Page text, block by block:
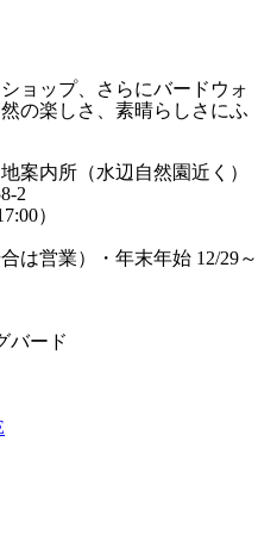
ョップ、さらにバードウォ
の楽しさ、素晴らしさにふ
案内所（水辺自然園近く）
2
）
は営業）・年末年始 12/29～
バード